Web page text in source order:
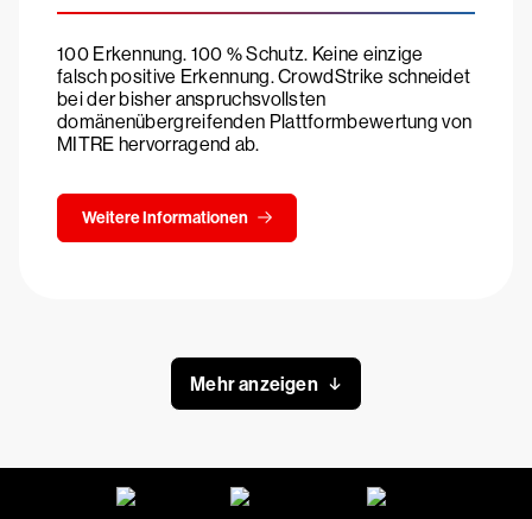
100 Erkennung. 100 % Schutz. Keine einzige
falsch positive Erkennung. CrowdStrike schneidet
bei der bisher anspruchsvollsten
domänenübergreifenden Plattformbewertung von
MITRE hervorragend ab.
Weitere Informationen
Mehr anzeigen